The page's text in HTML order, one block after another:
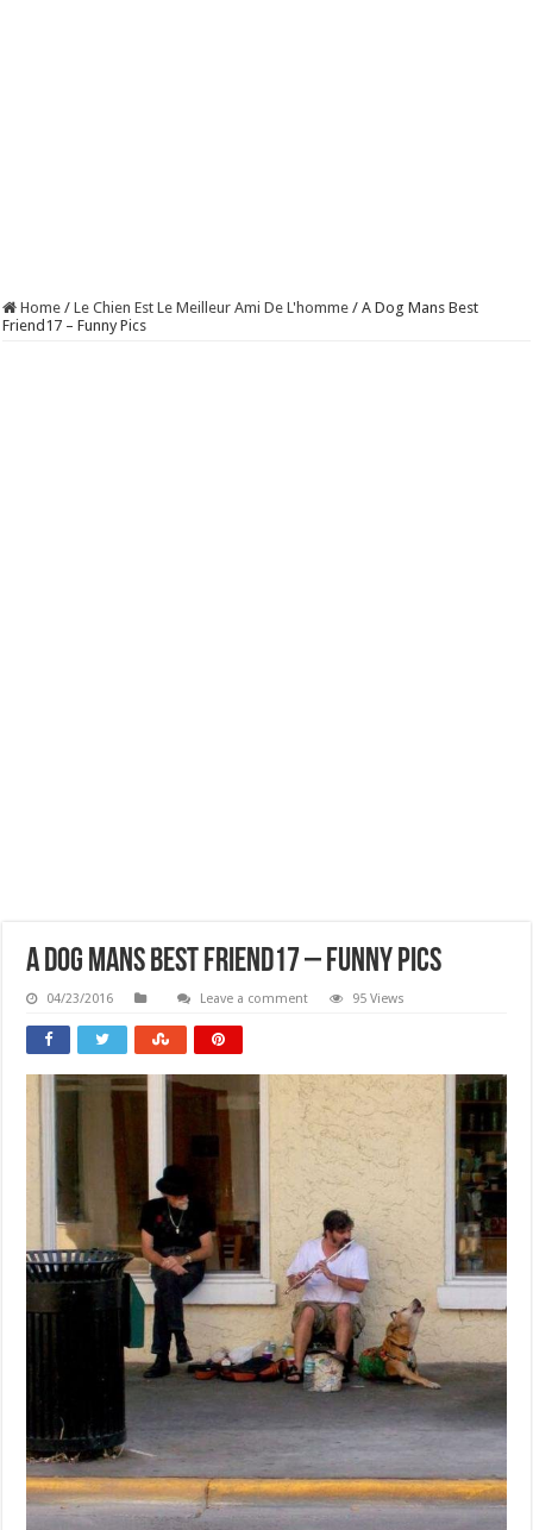
Home / Le Chien Est Le Meilleur Ami De L'homme / A Dog Mans Best
Friend17 – Funny Pics
A Dog Mans Best Friend17 – Funny Pics
04/23/2016 Leave a comment 95 Views